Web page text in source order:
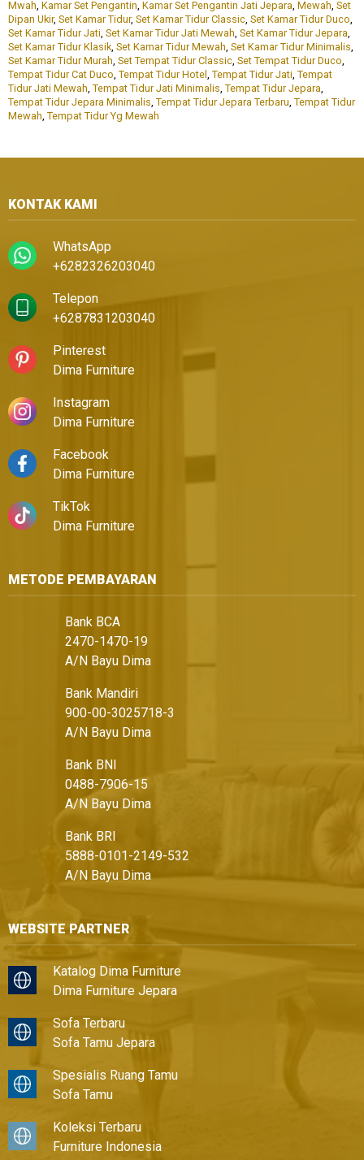
Mwah, Kamar Set Pengantin, Kamar Set Pengantin Jati Jepara, Mewah, Set
Dipan Ukir, Set Kamar Tidur, Set Kamar Tidur Classic, Set Kamar Tidur Duco,
Set Kamar Tidur Jati, Set Kamar Tidur Jati Mewah, Set Kamar Tidur Jepara,
Set Kamar Tidur Klasik, Set Kamar Tidur Mewah, Set Kamar Tidur Minimalis,
Set Kamar Tidur Murah, Set Tempat Tidur Classic, Set Tempat Tidur Duco,
Tempat Tidur Cat Duco, Tempat Tidur Hotel , Tempat Tidur Jati, Tempat
Tidur Jati Mewah, Tempat Tidur Jati Minimalis, Tempat Tidur Jepara,
Tempat Tidur Jepara Minimalis, Tempat Tidur Jepara Terbaru, Tempat Tidur
Mewah, Tempat Tidur Yg Mewah
KONTAK KAMI
WhatsApp
+6282326203040
Telepon
+6287831203040
Pinterest
Dima Furniture
Instagram
Dima Furniture
Facebook
Dima Furniture
TikTok
Dima Furniture
METODE PEMBAYARAN
Bank BCA
2470-1470-19
A/N Bayu Dima
Bank Mandiri
900-00-3025718-3
A/N Bayu Dima
Bank BNI
0488-7906-15
A/N Bayu Dima
Bank BRI
5888-0101-2149-532
A/N Bayu Dima
WEBSITE PARTNER
Katalog Dima Furniture
Dima Furniture Jepara
Sofa Terbaru
Sofa Tamu Jepara
Spesialis Ruang Tamu
Sofa Tamu
Koleksi Terbaru
Furniture Indonesia